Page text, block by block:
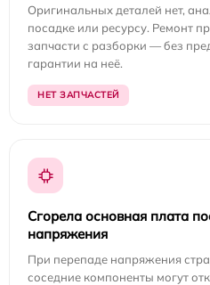
Оригинальных деталей нет,
посадке или ресурсу. Ремонт
запчасти с разборки — без
гарантии на неё.
НЕТ ЗАПЧАСТЕЙ
Сгорела основная плата
напряжения
При перепаде напряжения
соседние компоненты могут